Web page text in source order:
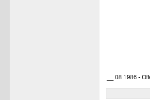
__.08.1986 -